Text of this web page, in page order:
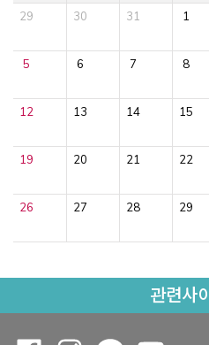
29 30 31 1
5 6 7 8
12 13 14 15
19 20 21 22
26 27 28 29
관련사